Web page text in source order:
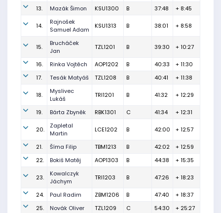
13. Mazák Šimon KSU1300 B 37:48 + 8:45
14.
Rajnošek
Samuel Adam
KSU1313 B 38:01 + 8:58
15.
Brucháček
Jan
TZL1201 B 39:30 + 10:27
16. Rinka Vojtěch AOP1202 B 40:33
+ 11:30
17.
Tesák Matyáš TZL1208 B 40:41 + 11:38
18.
Myslivec
Lukáš
TRI1201 B 41:32 + 12:29
19. Bárta Zbyněk RBK1301 C 41:34 + 12:31
20.
Zapletal
Martin
LCE1202 B 42:00 + 12:57
21. Šíma Filip TBM1213 B 42:02
+ 12:59
22.
Bokiš Matěj AOP1303 B 44:38 + 15:35
23.
Kowalczyk
Jáchym
TRI1203 B 47:26 + 18:23
24. Paul Radim ZBM1206 B 47:40
+ 18:37
25.
Novák Oliver TZL1209 C 54:30 + 25:27